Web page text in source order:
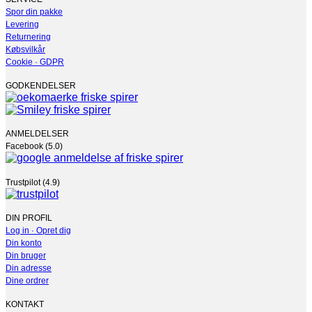
Spor din pakke
Levering
Returnering
Købsvilkår
Cookie · GDPR
GODKENDELSER
ANMELDELSER
Facebook (5.0)
Trustpilot (4.9)
DIN PROFIL
Log in · Opret dig
Din konto
Din bruger
Din adresse
Dine ordrer
KONTAKT